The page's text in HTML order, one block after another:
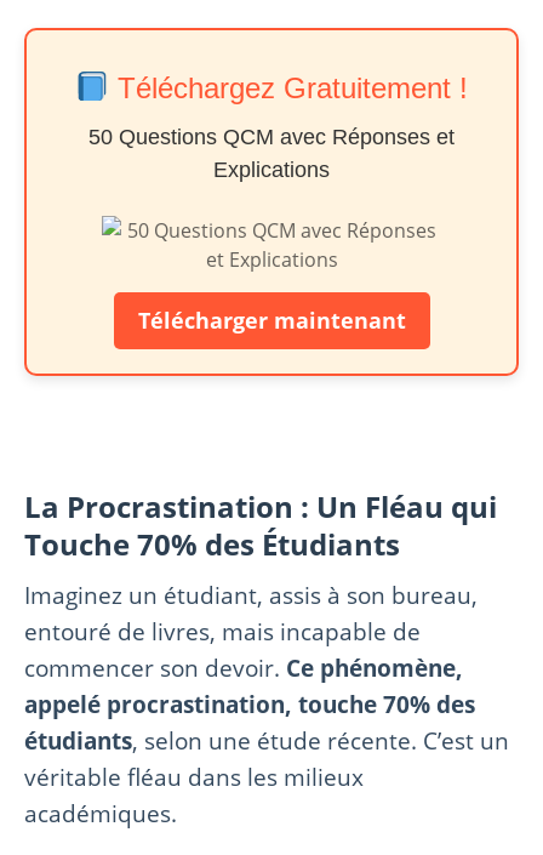
Téléchargez Gratuitement !
50 Questions QCM avec Réponses et
Explications
Télécharger maintenant
La Procrastination : Un Fléau qui
Touche 70% des Étudiants
Imaginez un étudiant, assis à son bureau,
entouré de livres, mais incapable de
commencer son devoir. Ce phénomène,
appelé procrastination, touche 70% des
étudiants, selon une étude récente. C’est un
véritable fléau dans les milieux
académiques.